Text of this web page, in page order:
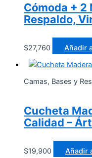
Cómoda + 2
Respaldo,
$27,760 Añadir
Camas, Bases y
Cucheta
Calidad –
$19,900 Añadir